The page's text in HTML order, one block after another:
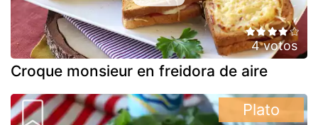
4 votos
Croque monsieur en freidora de aire
Plato